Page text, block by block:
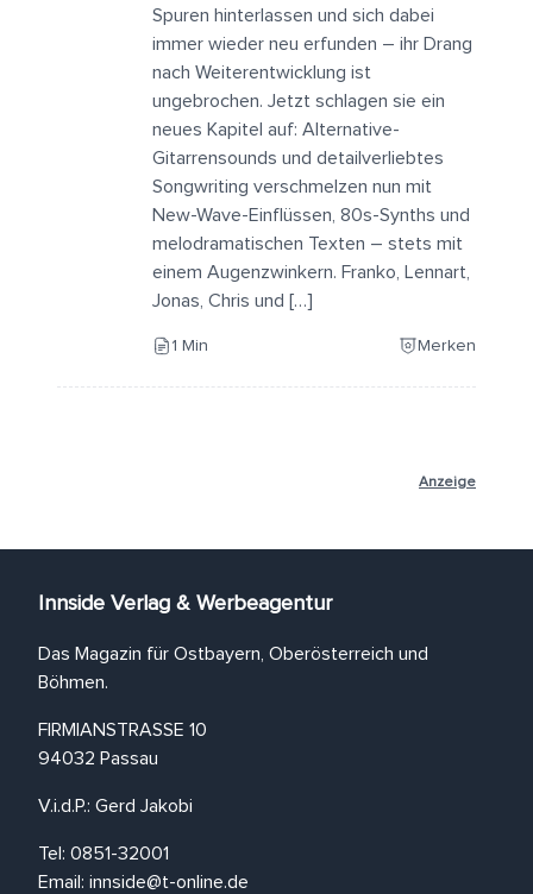
Spuren hinterlassen und sich dabei
immer wieder neu erfunden – ihr Drang
nach Weiterentwicklung ist
ungebrochen. Jetzt schlagen sie ein
neues Kapitel auf: Alternative-
Gitarrensounds und detailverliebtes
Songwriting verschmelzen nun mit
New-Wave-Einflüssen, 80s-Synths und
melodramatischen Texten – stets mit
einem Augenzwinkern. Franko, Lennart,
Jonas, Chris und […]
1 Min Merken
Anzeige
Innside Verlag & Werbeagentur
Das Magazin für Ostbayern, Oberösterreich und
Böhmen.
FIRMIANSTRASSE 10
94032 Passau
V.i.d.P.: Gerd Jakobi
Tel: 0851-32001
Email: innside@t-online.de